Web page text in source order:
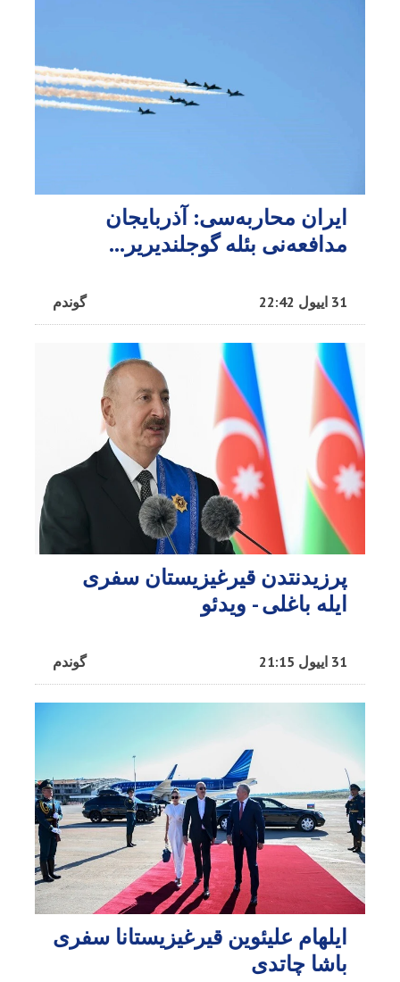
ایران محاربه‌سی: آذربایجان
مدافعه‌نی بئله گوجلندیریر...
گوندم 31 اییول 22:42
پرزیدنتدن قیرغیزیستان سفری
ایله باغلی - ویدئو
گوندم 31 اییول 21:15
ایلهام علیئوین قیرغیزیستانا سفری
باشا چاتدی